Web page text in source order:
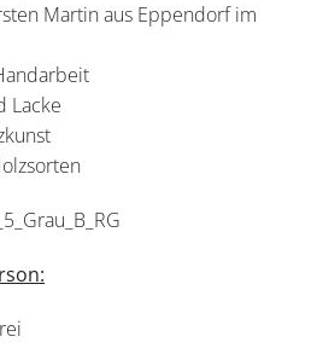
Martin aus Eppendorf im
Lacke